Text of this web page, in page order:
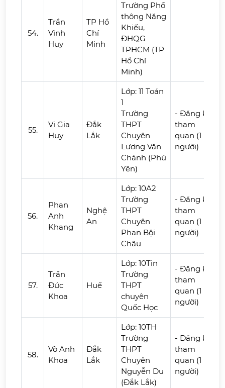
54.
Trần
Vĩnh
Huy
TP Hồ
Chí
Minh
Trường Phổ
thông Năng
Khiếu,
ĐHQG
TPHCM (TP
Hồ Chí
Minh)
55.
Vi Gia
Huy
Đắk
Lắk
Lớp: 11 Toán
1
Trường
THPT
Chuyên
Lương Văn
Chánh (Phú
Yên)
- Đăng ký
tham
quan (1
người)
56.
Phan
Anh
Khang
Nghệ
An
Lớp: 10A2
Trường
THPT
Chuyên
Phan Bội
Châu
- Đăng ký
tham
quan (1
người)
57.
Trần
Đức
Khoa
Huế
Lớp: 10Tin
Trường
THPT
chuyên
Quốc Học
- Đăng ký
tham
quan (1
người)
58.
Võ Anh
Khoa
Đắk
Lắk
Lớp: 10TH
Trường
THPT
Chuyên
Nguyễn Du
(Đắk Lắk)
- Đăng ký
tham
quan (1
người)